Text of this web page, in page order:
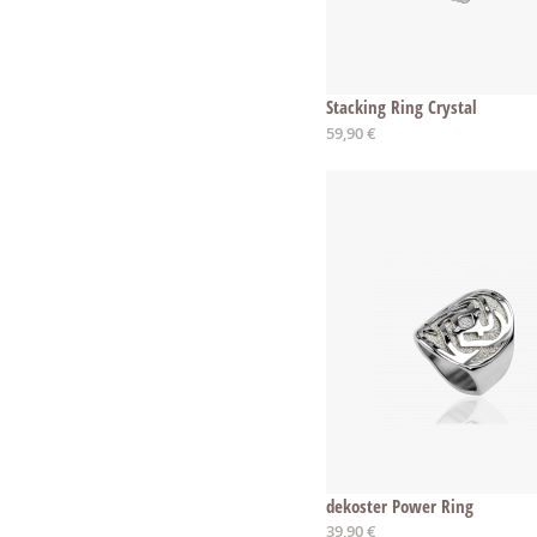
Stacking Ring Crystal
Ab
59,90 €
dekoster Power Ring
Ab
39,90 €